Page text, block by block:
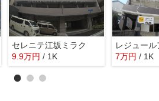
セレニテ江坂ミラク
9.9万円 / 1K 7万円 / 1K